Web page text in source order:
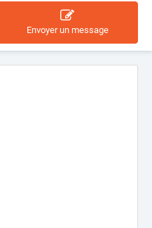
Envoyer un message